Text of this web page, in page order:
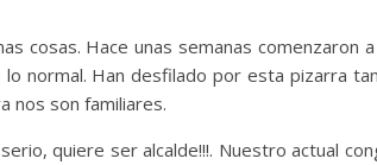
cosas. Hace unas semanas comenzaron
normal. Han desfilado por esta pizarra
nos son familiares.
quiere ser alcalde!!!. Nuestro actual